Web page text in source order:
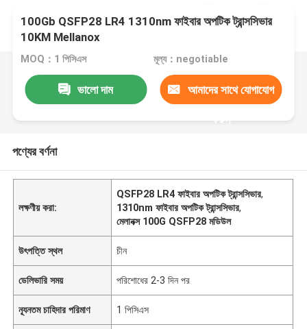
100Gb QSFP28 LR4 1310nm ফাইবার অপটিক ট্রান্সসিভার
10KM Mellanox
MOQ：1 পিসিএস মূল্য：negotiable
ভালো দাম আমাদের সাথে যোগাযোগ
করুন
পণ্যের বর্ণনা
লক্ষণীয় করা:
QSFP28 LR4 ফাইবার অপটিক ট্রান্সসিভার,
1310nm ফাইবার অপটিক ট্রান্সসিভার,
মেলানক্স 100G QSFP28 মডিউল
উৎপত্তি স্থল চীন
ডেলিভারি সময় পরিশোধের 2-3 দিন পর
ন্যূনতম চাহিদার পরিমাণ 1 পিসিএস